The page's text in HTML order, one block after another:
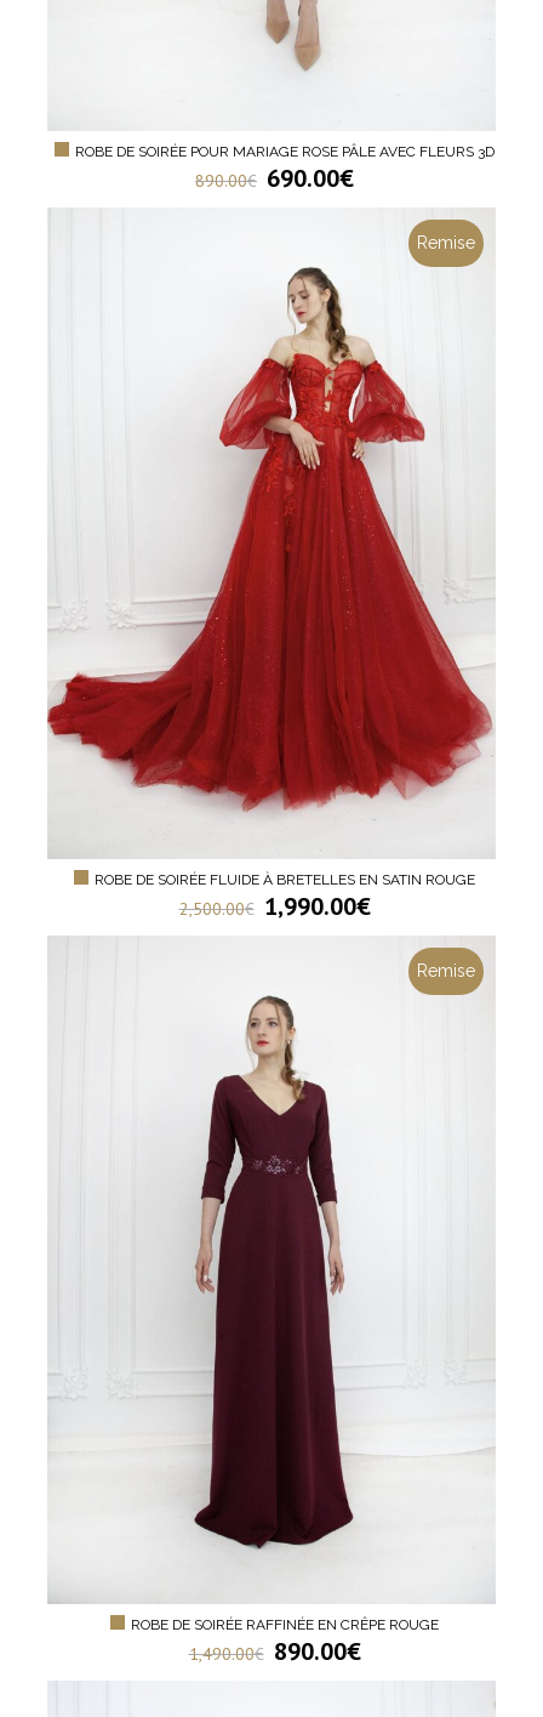
ROBE DE SOIRÉE POUR MARIAGE ROSE PÂLE AVEC FLEURS 3D
890.00€ 690.00€
Remise
ROBE DE SOIRÉE FLUIDE À BRETELLES EN SATIN ROUGE
2,500.00€ 1,990.00€
Remise
ROBE DE SOIRÉE RAFFINÉE EN CRÊPE ROUGE
1,490.00€ 890.00€